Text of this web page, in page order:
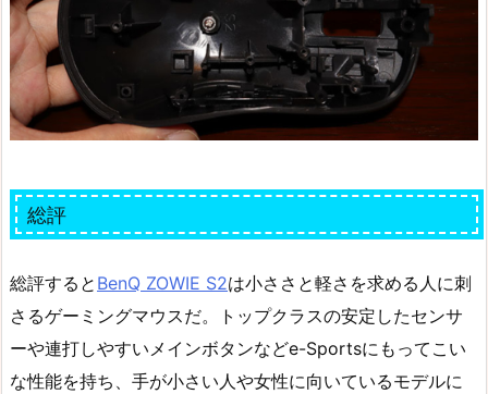
総評
総評すると BenQ ZOWIE S2は小ささと軽さを求める人に刺
さるゲーミングマウスだ。トップクラスの安定したセンサ
ーや連打しやすいメインボタンなどe-Sportsにもってこい
な性能を持ち、手が小さい人や女性に向いているモデルに